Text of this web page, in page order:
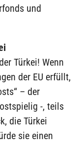
und
Türkei! Wenn
der EU erfüllt,
– der
-, teils
die Türkei
sie einen